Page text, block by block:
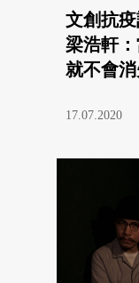
文創抗
梁浩軒
就不會
17.07.2020